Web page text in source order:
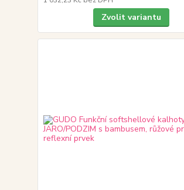
Zvolit variantu